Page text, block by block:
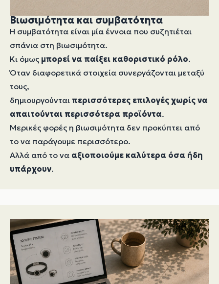
Βιωσιμότητα και συμβατότητα
Η συμβατότητα είναι μία έννοια που συζητιέται
σπάνια στη βιωσιμότητα.
Κι όμως μπορεί να παίξει καθοριστικό ρόλο.
Όταν διαφορετικά στοιχεία συνεργάζονται μεταξύ
τους,
δημιουργούνται περισσότερες επιλογές χωρίς να
απαιτούνται περισσότερα προϊόντα.
Μερικές φορές η βιωσιμότητα δεν προκύπτει από
το να παράγουμε περισσότερο.
Αλλά από το να αξιοποιούμε καλύτερα όσα ήδη
υπάρχουν.